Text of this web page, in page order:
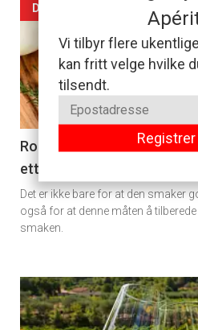
Vi tilbyr flere
kan fritt velge hvilke
tilsendt.
2Artikler
detail
-
section
11
Ukens
vin
DAGENS RETT
Rollmops: Det er en grunn
etter denne retten
Det er ikke bare for at den smaker
også for at denne måten å
smaken.
Events